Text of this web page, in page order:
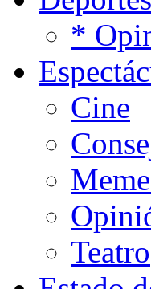
*
Cine
Teatro